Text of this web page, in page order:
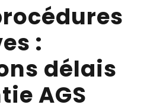
:
délais
AGS